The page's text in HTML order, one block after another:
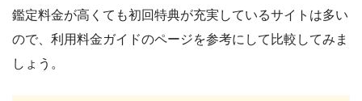
鑑定料金が高くても初回特典が充実しているサイトは多い
ので、利用料金ガイドのページを参考にして比較してみま
しょう。